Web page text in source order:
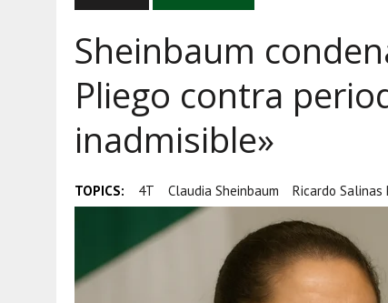
AGOSTO 5, 2026 | TRANSPARENCIA, HUACHICOL Y
AGOSTO 5, 2026
GOLPE AL HUACHICOL: FGR
Sheinbaum
Pliego contra
inadmisible»
TOPICS: 4T Claudia Sheinbaum Ricardo Salinas